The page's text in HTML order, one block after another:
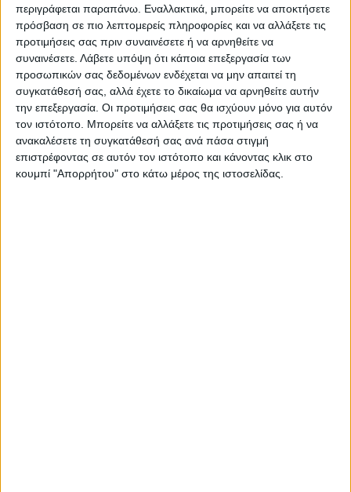
περιγράφεται παραπάνω. Εναλλακτικά, μπορείτε να αποκτήσετε
πρόσβαση σε πιο λεπτομερείς πληροφορίες και να αλλάξετε τις
προτιμήσεις σας πριν συναινέσετε ή να αρνηθείτε να
συναινέσετε. Λάβετε υπόψη ότι κάποια επεξεργασία των
προσωπικών σας δεδομένων ενδέχεται να μην απαιτεί τη
συγκατάθεσή σας, αλλά έχετε το δικαίωμα να αρνηθείτε αυτήν
την επεξεργασία. Οι προτιμήσεις σας θα ισχύουν μόνο για αυτόν
τον ιστότοπο. Μπορείτε να αλλάξετε τις προτιμήσεις σας ή να
ανακαλέσετε τη συγκατάθεσή σας ανά πάσα στιγμή
επιστρέφοντας σε αυτόν τον ιστότοπο και κάνοντας κλικ στο
κουμπί "Απορρήτου" στο κάτω μέρος της ιστοσελίδας.
ΝΕΟΣ ΑΓΩΝ
https://neosagon.gr
Η Αρχαιότερη Καθημερινή Πρωινή Εφημερίδα της Καρδίτσας
ΠΑΡΟΜΟΙΑ ΑΡΘΡΑ